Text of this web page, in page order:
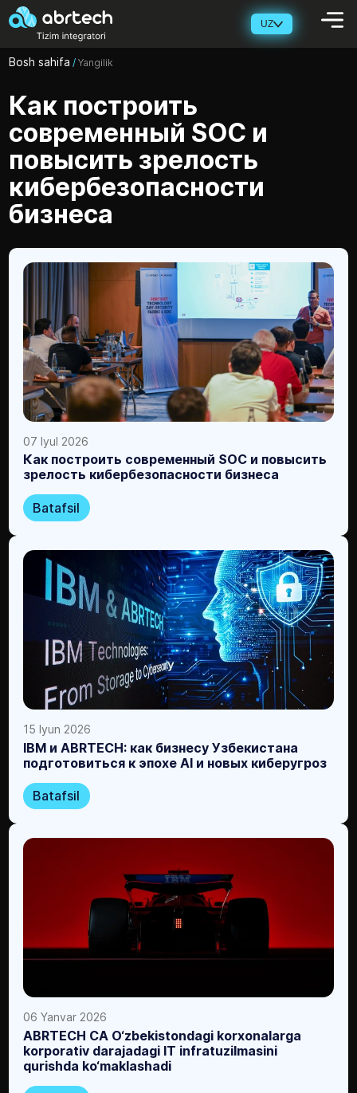
UZ
Bosh sahifa / Yangilik
Как построить
современный SOC и
повысить зрелость
кибербезопасности
бизнеса
07 Iyul 2026
Как построить современный SOC и повысить
зрелость кибербезопасности бизнеса
Batafsil
15 Iyun 2026
IBM и ABRTECH: как бизнесу Узбекистана
подготовиться к эпохе AI и новых киберугроз
Batafsil
06 Yanvar 2026
ABRTECH CA O‘zbekistondagi korxonalarga
korporativ darajadagi IT infratuzilmasini
qurishda ko‘maklashadi